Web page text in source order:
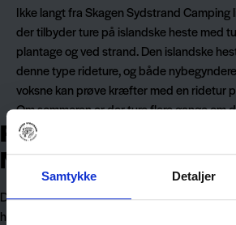
Samtykke Detaljer
Ikke langt fra Skagen Sydstrand Camping
der tilbyder ture på islandske heste med
plantage og ved strand. Den islandske
denne type rideture, og både
voksne kan prøve kræfter med en ridetur
Om sommeren er der ture flere gange om
Find rav i
Nordjylland
Det kræver tålmodighed,
hvis du vil være heldig at